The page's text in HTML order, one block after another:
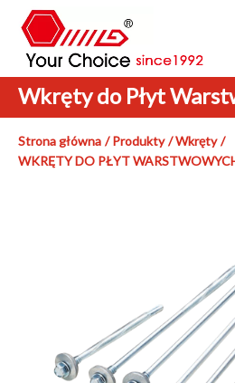
Wkręty do Płyt
Strona główna Produkty
Wkręty
WKRĘTY DO PŁYT